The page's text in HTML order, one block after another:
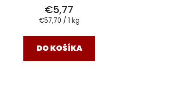
€5,77
Jednotková
€57,70 / 1 kg
DO KOŠÍKA